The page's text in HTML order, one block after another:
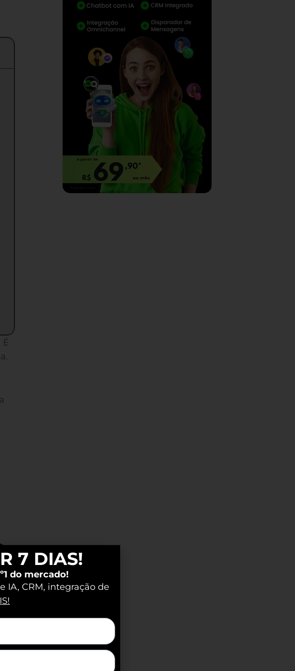
7 DIAS!
do mercado!
IA, CRM, integração de